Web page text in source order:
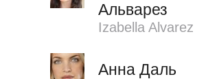
Альварез
Izabella Alvarez
Анна Даль